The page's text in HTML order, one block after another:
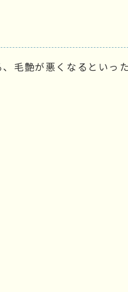
毛艶が悪くなるといっ